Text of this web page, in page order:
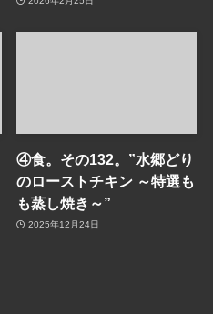
④食。その132。”水郷どり
のローストチキン ～特選も
も蒸し焼き～”
2025年12月24日